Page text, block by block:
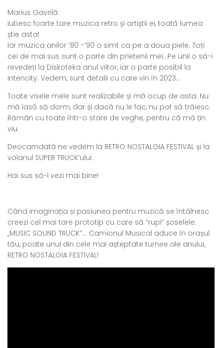
Marius Gavrilă:
Iubesc foarte tare muzica retro și artiștii ei, toată lumea
știe asta!
Iar muzica anilor ’80 -’90 o simt ca pe a doua piele. Toți
cei de mai sus sunt o parte din prietenii mei…Pe unii o să-i
revedeți la Diskoteka anul viitor, iar o parte posibil la
Intencity. Vedem, sunt detalii cu care vin în 2023…
Toate visele mele sunt realizabile și mă ocup de asta. Nu
mă lasă să dorm, dar și dacă nu le fac, nu pot să trăiesc.
Rămân cu toate într-o stare de veghe, pentru că mă țin
viu.
Deocamdată ne vedem la RETRO NOSTALGIA FESTIVAL și la
volanul SUPER TRUCK’ului.
Hai sus să-l vezi mai bine!
Când imaginația și pasiunea pentru muzică se întâlnesc
creezi cel mai tare prototip cu care să “rupi” șoselele:
„MUSIC SOUND TRUCK”… Camionul Musical aduce în orașul
tău, poate unul din cele mai așteptate turnee ale anului,
RETRO NOSTALGIA FESTIVAL!